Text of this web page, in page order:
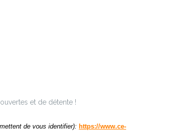
et de détente !
de vous identifier): https://www.ce-